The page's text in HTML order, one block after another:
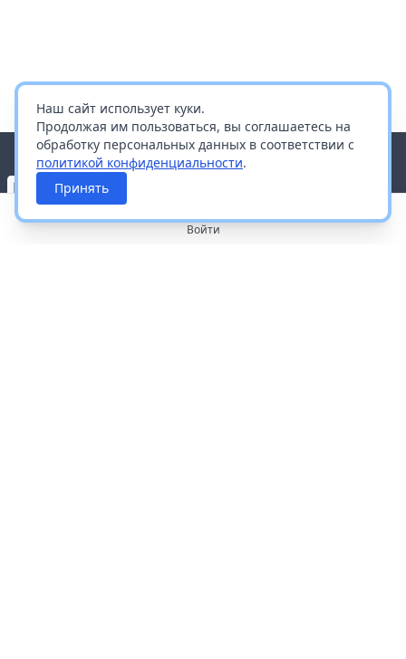
Наш сайт использует куки.
Продолжая им пользоваться, вы соглашаетесь на
обработку персональных данных в соответствии с
политикой конфиденциальности.
Принять
Войти